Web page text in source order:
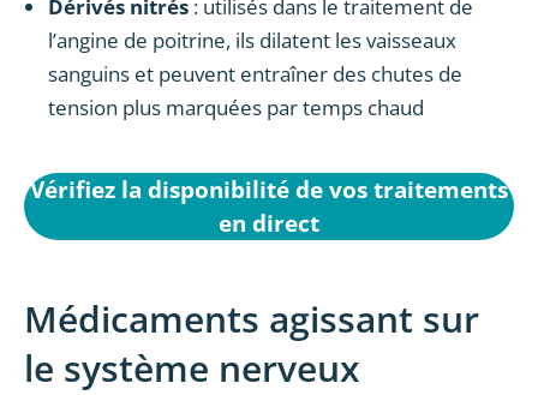
Dérivés nitrés : utilisés dans le traitement de
l’angine de poitrine, ils dilatent les vaisseaux
sanguins et peuvent entraîner des chutes de
tension plus marquées par temps chaud
Vérifiez la disponibilité de vos traitements
en direct
Médicaments agissant sur
le système nerveux